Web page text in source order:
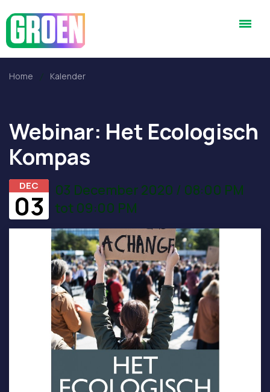
Home Kalender
Webinar: Het Ecologisch
Kompas
DEC
03
03 December 2020 / 08:00 PM
tot 09:00 PM